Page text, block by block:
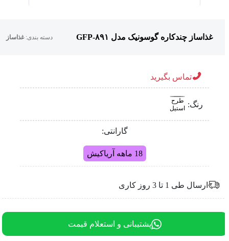
غذاساز چندکاره گوسونیک مدل GFP-۸۹۱ دسته بندی:غذاساز
تماس بگیرید
رنگ:
طرح
استیل
گارانتی:
18 ماهه آریاکیش
ارسال طی 1 تا 3 روز کاری
پشتیبانی و استعلام قیمت